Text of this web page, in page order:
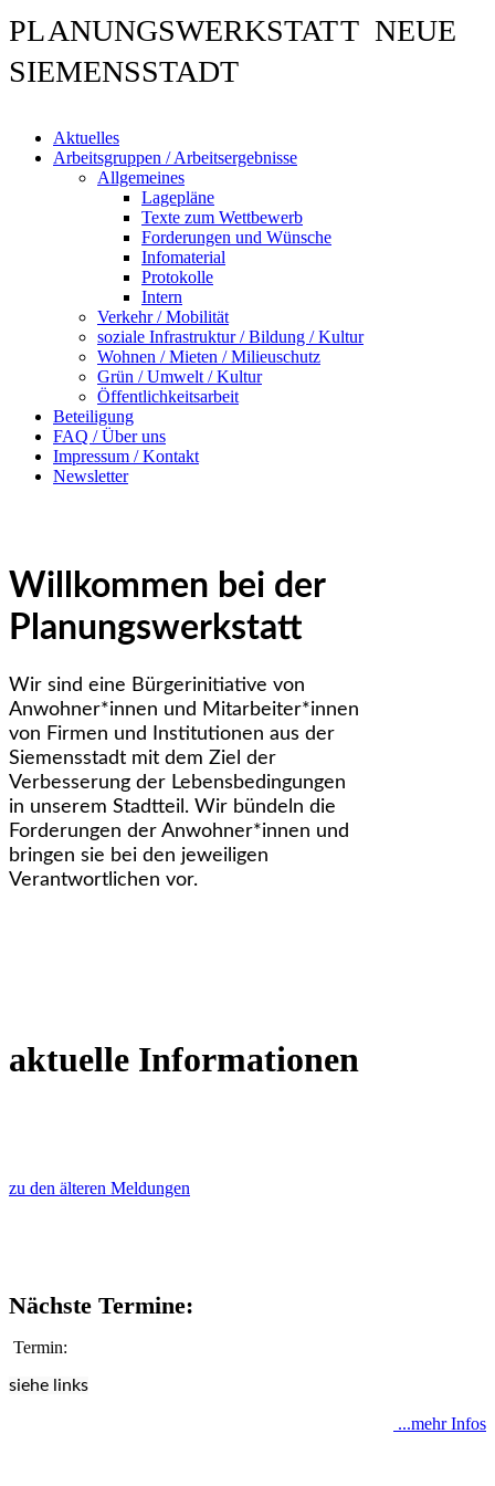
PLANUNGSWERKSTATT NEUE
SIEMENSSTADT
Aktuelles
Arbeitsgruppen / Arbeitsergebnisse
Allgemeines
Lagepläne
Texte zum Wettbewerb
Forderungen und Wünsche
Infomaterial
Protokolle
Intern
Verkehr / Mobilität
soziale Infrastruktur / Bildung / Kultur
Wohnen / Mieten / Milieuschutz
Grün / Umwelt / Kultur
Öffentlichkeitsarbeit
Beteiligung
FAQ / Über uns
Impressum / Kontakt
Newsletter
Willkommen bei der
Planungswerkstatt
Wir sind eine Bürgerinitiative von
Anwohner*innen und Mitarbeiter*innen
von Firmen und Institutionen aus der
Siemensstadt mit dem Ziel der
Verbesserung der Lebensbedingungen
in unserem Stadtteil. Wir bündeln die
Forderungen der Anwohner*innen und
bringen sie bei den jeweiligen
Verantwortlichen vor.
aktuelle Informationen
zu den älteren Meldungen
Nächste Termine:
Termin:
siehe links
...mehr Infos